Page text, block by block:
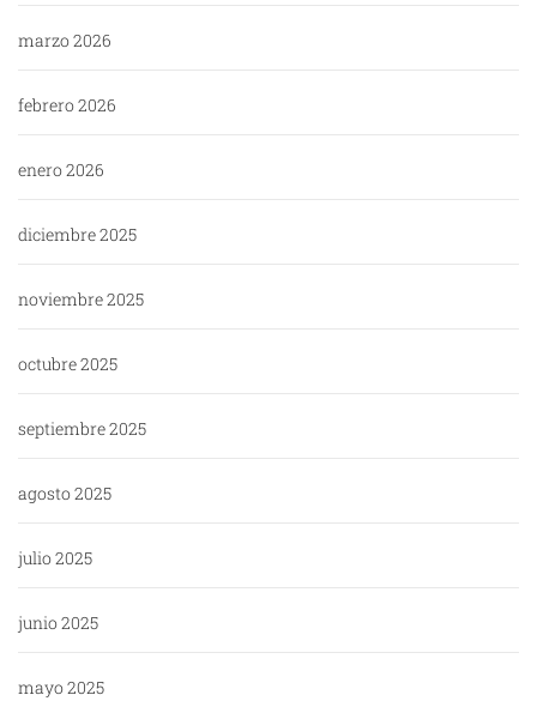
marzo 2026
febrero 2026
enero 2026
diciembre 2025
noviembre 2025
octubre 2025
septiembre 2025
agosto 2025
julio 2025
junio 2025
mayo 2025